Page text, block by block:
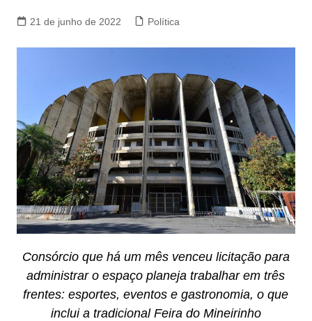
21 de junho de 2022 Política
Consórcio que há um mês venceu licitação para
administrar o espaço planeja trabalhar em três
frentes: esportes, eventos e gastronomia, o que
inclui a tradicional Feira do Mineirinho